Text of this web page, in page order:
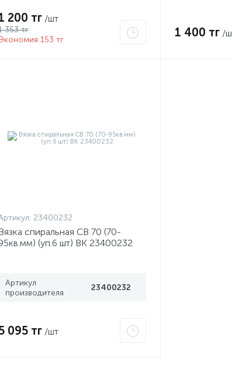
200 тг /шт
353 тг
153 тг
1 400 тг /
23400232
спиральная СВ 70 (70-
(уп.6 шт) ВК 23400232
Артикул
производителя
23400232
095 тг /шт